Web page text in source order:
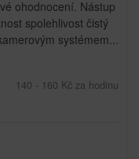
ohodnocení. Nástup
spolehlivost čistý
systémem...
140 - 160 Kč za hodinu